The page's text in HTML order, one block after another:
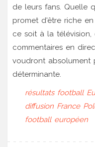
de leurs fans. Quelle
promet d'être riche
ce soit à la
commentaires en
voudront absolument
déterminante.
résultats football
diffusion France
football européen